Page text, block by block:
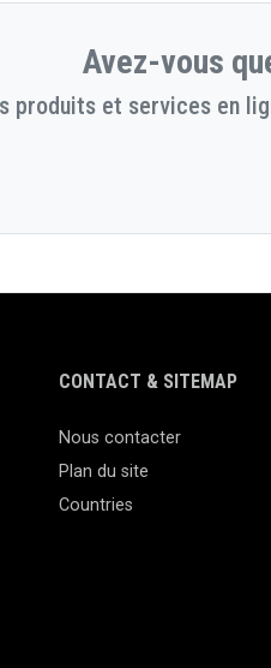
Avez-vous
produits et services en
CONTACT & SITEMAP
Nous contacter
Plan du site
Countries